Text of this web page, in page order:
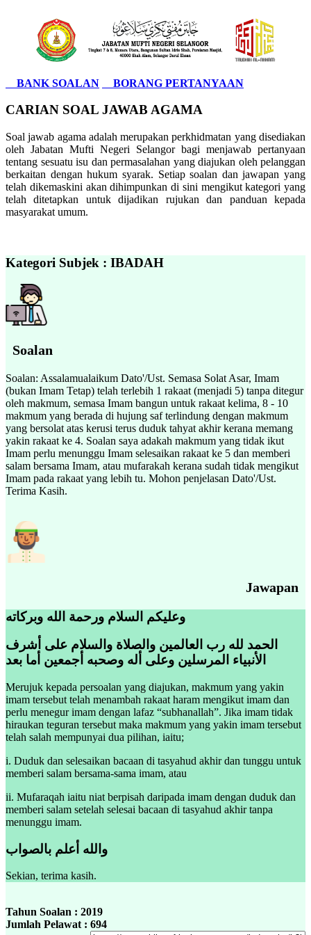
BANK SOALAN BORANG PERTANYAAN
CARIAN SOAL JAWAB AGAMA
Soal jawab agama adalah merupakan perkhidmatan yang disediakan
oleh Jabatan Mufti Negeri Selangor bagi menjawab pertanyaan
tentang sesuatu isu dan permasalahan yang diajukan oleh pelanggan
berkaitan dengan hukum syarak. Setiap soalan dan jawapan yang
telah dikemaskini akan dihimpunkan di sini mengikut kategori yang
telah ditetapkan untuk dijadikan rujukan dan panduan kepada
masyarakat umum.
Kategori Subjek : IBADAH
Soalan
Soalan: Assalamualaikum Dato'/Ust. Semasa Solat Asar, Imam
(bukan Imam Tetap) telah terlebih 1 rakaat (menjadi 5) tanpa ditegur
oleh makmum, semasa Imam bangun untuk rakaat kelima, 8 - 10
makmum yang berada di hujung saf terlindung dengan makmum
yang bersolat atas kerusi terus duduk tahyat akhir kerana memang
yakin rakaat ke 4. Soalan saya adakah makmum yang tidak ikut
Imam perlu menunggu Imam selesaikan rakaat ke 5 dan memberi
salam bersama Imam, atau mufarakah kerana sudah tidak mengikut
Imam pada rakaat yang lebih tu. Mohon penjelasan Dato'/Ust.
Terima Kasih.
Jawapan
الحمد لله رب العالمين والصلاة والسلام على أشرف
الأنبياء المرسلين وعلى أله وصحبه أجمعين أما بعد
Merujuk kepada persoalan yang diajukan, makmum yang yakin
imam tersebut telah menambah rakaat haram mengikut imam dan
perlu menegur imam dengan lafaz “subhanallah”. Jika imam tidak
hiraukan teguran tersebut maka makmum yang yakin imam tersebut
telah salah mempunyai dua pilihan, iaitu;
i. Duduk dan selesaikan bacaan di tasyahud akhir dan tunggu untuk
memberi salam bersama-sama imam, atau
ii. Mufaraqah iaitu niat berpisah daripada imam dengan duduk dan
memberi salam setelah selesai bacaan di tasyahud akhir tanpa
menunggu imam.
والله أعلم بالصواب
Sekian, terima kasih.
Tahun Soalan : 2019
Jumlah Pelawat : 694